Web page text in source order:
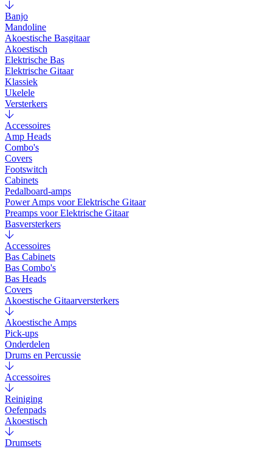
Banjo
Mandoline
Akoestische Basgitaar
Akoestisch
Elektrische Bas
Elektrische Gitaar
Klassiek
Ukelele
Versterkers
Accessoires
Amp Heads
Combo's
Covers
Footswitch
Cabinets
Pedalboard-amps
Power Amps voor Elektrische Gitaar
Preamps voor Elektrische Gitaar
Basversterkers
Accessoires
Bas Cabinets
Bas Combo's
Bas Heads
Covers
Akoestische Gitaarversterkers
Akoestische Amps
Pick-ups
Onderdelen
Drums en Percussie
Accessoires
Reiniging
Oefenpads
Akoestisch
Drumsets